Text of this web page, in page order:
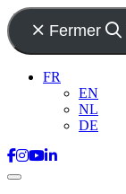
Fermer
FR
EN
NL
DE